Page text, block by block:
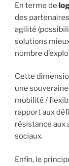
En terme de
des
agilité
solutions
nombre
Cette
une
mobilité /
rapport aux
résistance aux
sociaux.
Enfin, le